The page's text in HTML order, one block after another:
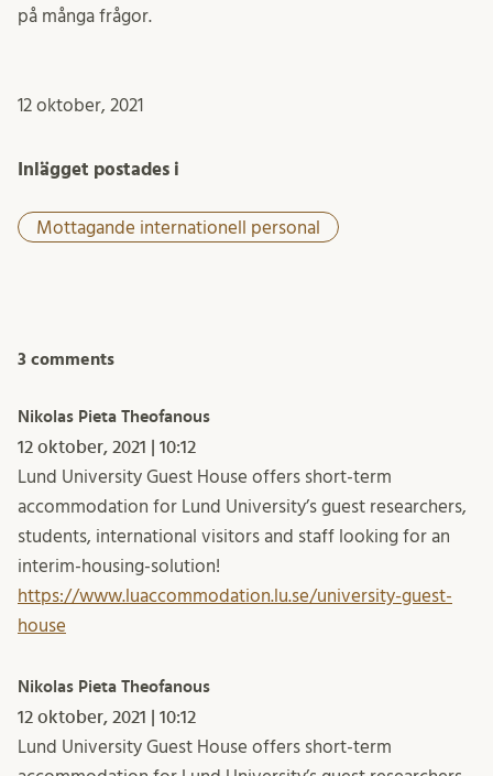
på många frågor.
12 oktober, 2021
Inlägget postades i
Mottagande internationell personal
3 comments
Nikolas Pieta Theofanous
12 oktober, 2021 | 10:12
Lund University Guest House offers short-term
accommodation for Lund University’s guest researchers,
students, international visitors and staff looking for an
interim-housing-solution!
https://www.luaccommodation.lu.se/university-guest-
house
Nikolas Pieta Theofanous
12 oktober, 2021 | 10:12
Lund University Guest House offers short-term